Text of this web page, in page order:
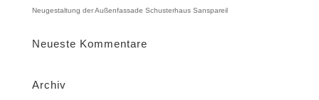
Neugestaltung der Außenfassade Schusterhaus Sanspareil
Neueste Kommentare
Archiv